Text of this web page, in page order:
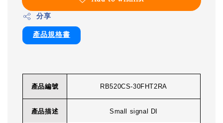
分享
產品規格書
產品編號 RB520CS-30FHT2RA
產品描述 Small signal DI